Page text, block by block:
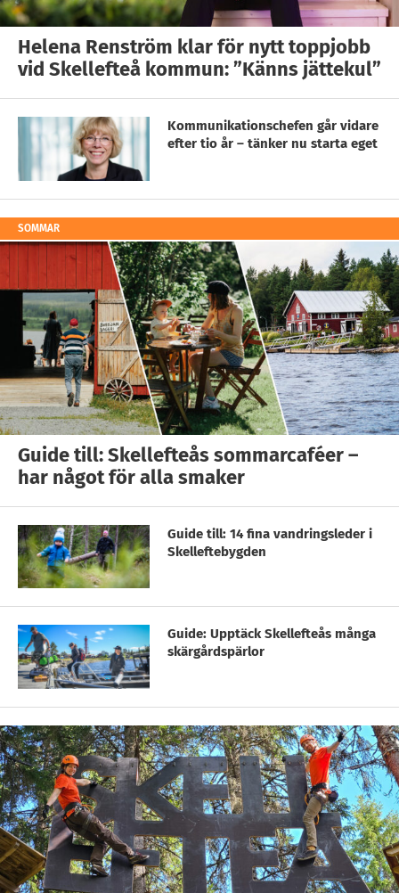
Helena Renström klar för nytt toppjobb
vid Skellefteå kommun: ”Känns jättekul”
Kommunikationschefen går vidare
efter tio år – tänker nu starta eget
SOMMAR
Guide till: Skellefteås sommarcaféer –
har något för alla smaker
Guide till: 14 fina vandringsleder i
Skelleftebygden
Guide: Upptäck Skellefteås många
skärgårdspärlor